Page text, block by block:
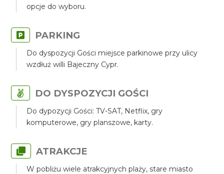
opcje do wyboru.
PARKING
Do dyspozycji Gości miejsce parkinowe przy ulicy
wzdłuż willi Bajeczny Cypr.
DO DYSPOZYCJI GOŚCI
Do dypozycji Gości: TV-SAT, Netflix, gry
komputerowe, gry planszowe, karty.
ATRAKCJE
W pobliżu wiele atrakcyjnych plaży, stare miasto